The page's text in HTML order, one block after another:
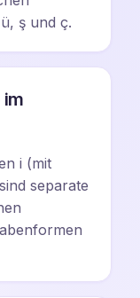
ş und ç.
im
i (mit
separate